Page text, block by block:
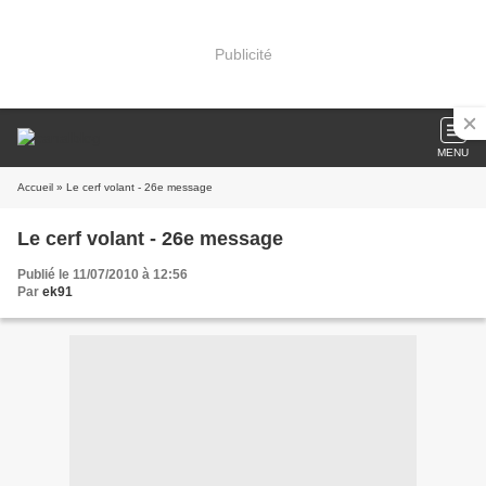
Publicité
MENU
Accueil » Le cerf volant - 26e message
Le cerf volant - 26e message
Publié le 11/07/2010 à 12:56
Par ek91